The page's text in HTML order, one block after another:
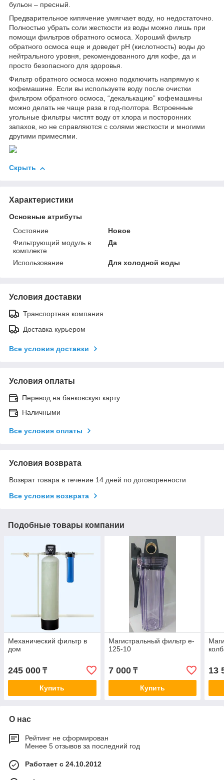
бульон – пресный.
Предварительное кипячение умягчает воду, но недостаточно.
Полностью убрать соли жесткости из воды можно лишь при
помощи фильтров обратного осмоса. Хороший фильтр
обратного осмоса еще и доведет pH (кислотность) воды до
нейтрального уровня, рекомендованного для кофе, да и
просто безопасного для здоровья.
Фильтр обратного осмоса можно подключить напрямую к
кофемашине. Если вы используете воду после очистки
фильтром обратного осмоса, “декалькацию” кофемашины
можно делать не чаще раза в год-полтора. Встроенные
угольные фильтры чистят воду от хлора и посторонних
запахов, но не справляются с солями жесткости и многими
другими примесями.
Скрыть
Характеристики
Основные атрибуты
Состояние
Новое
Фильтрующий модуль в
комплекте
Да
Использование Для холодной воды
Условия доставки
Транспортная компания
Доставка курьером
Все условия доставки
Условия оплаты
Перевод на банковскую карту
Наличными
Все условия оплаты
Условия возврата
Возврат товара в течение 14 дней по договоренности
Все условия возврата
Подобные товары компании
Механический фильтр в
дом
245 000 ₸
Купить
Магистральный фильтр e-
125-10
7 000₸
Купить
13
О нас
Рейтинг не сформирован
Менее 5 отзывов за последний год
Работает с 24.10.2012